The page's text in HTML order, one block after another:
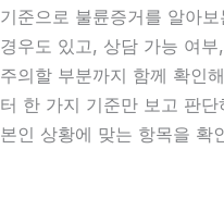
기준으로 불륜증거를 알아
경우도 있고, 상담 가능 여
주의할 부분까지 함께 확인
터 한 가지 기준만 보고 판
본인 상황에 맞는 항목을 확